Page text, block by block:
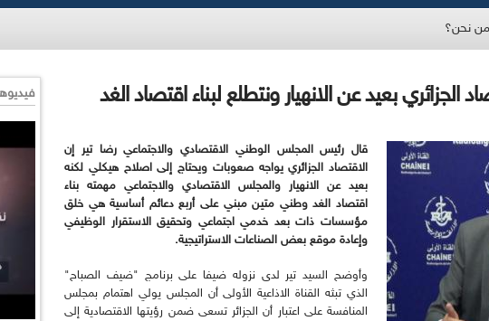
من نحن؟
الجزائري بعيد عن الانهيار ونتطلع لبناء اقتصاد الغد
قال رئيس المجلس الوطني الاقتصادي والاجتماعي رضا تير إن
الاقتصاد الجزائري يواجه صعوبات ويحتاج إلى اصلاح هيكلي لكنه
بعيد عن الانهيار والمجلس الاقتصادي والاجتماعي مهمته بناء
اقتصاد الغد وطني متين مبني على أربع دعائم أساسية هي خلق
مؤسسات ذات بعد خدمي اجتماعي وتحقيق الاستقرار الوظيفي
وإعادة موقع بعض الصناعات الاستراتيجية.
وأوضح السيد تير لدى نزوله ضيفا على برنامج "ضيف الصباح"
الذي تبثه القناة الاذاعية الأولى أن المجلس يولي اهتمام بمجلس
المنافسة على اعتبار أن الجزائر تسعى ضمن رؤيتها الاقتصادية إلى